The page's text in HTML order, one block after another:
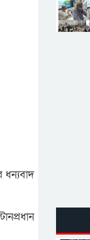
ধন্যবাদ